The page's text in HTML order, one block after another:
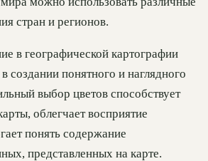
стран и регионов.
в географической картографии
создании понятного и наглядного
выбор цветов способствует
облегчает восприятие
понять содержание
представленных на карте.